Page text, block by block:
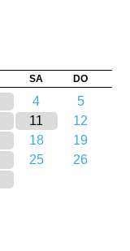
SA DO
4
5
11
12
18
19
25
26